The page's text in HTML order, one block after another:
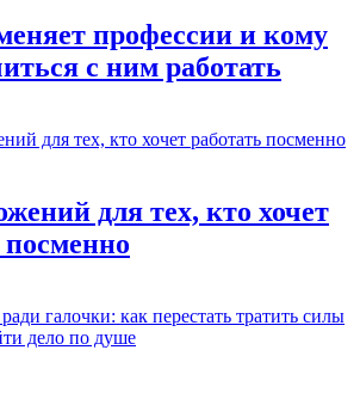
профессии и кому
с ним работать
для тех, кто хочет
посменно